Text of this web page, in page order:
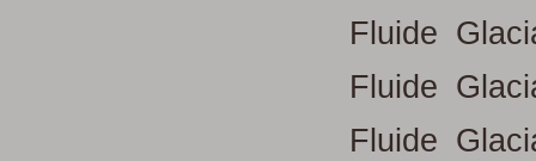
Fluide
Fluide
Fluide